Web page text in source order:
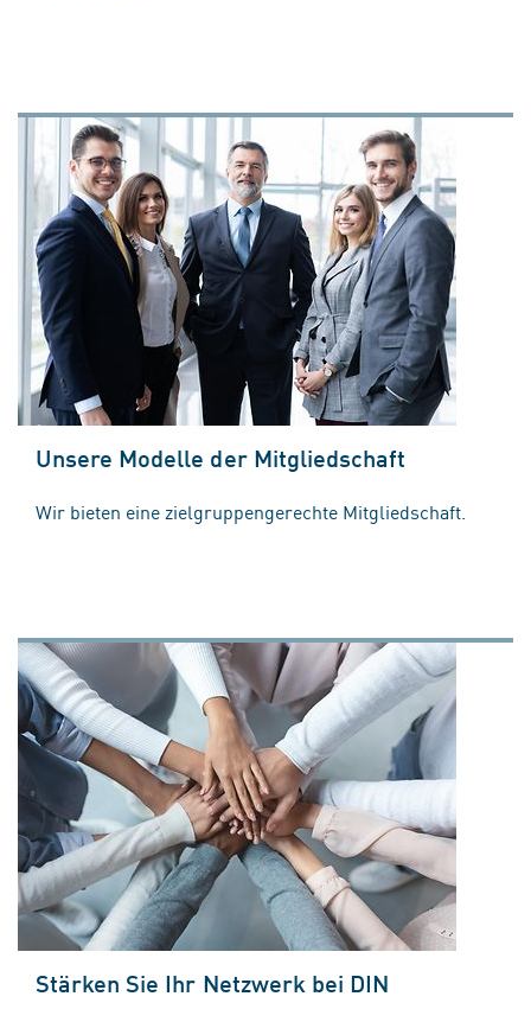
Unsere Modelle der Mitgliedschaft
Wir bieten eine zielgruppengerechte Mitgliedschaft.
Stärken Sie Ihr Netzwerk bei DIN